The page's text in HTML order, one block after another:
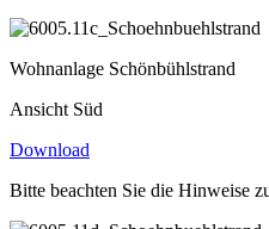
Wohnanlage Schönbühlstrand
Ansicht Süd
Download
Bitte beachten Sie die Hinweise